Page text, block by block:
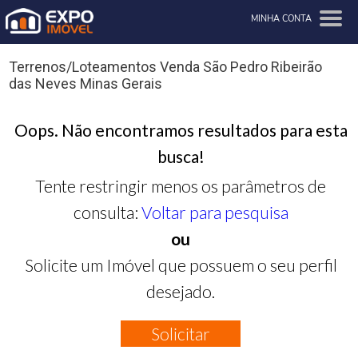
MINHA CONTA
Terrenos/Loteamentos Venda São Pedro Ribeirão
das Neves Minas Gerais
Oops. Não encontramos resultados para esta
busca!
Tente restringir menos os parâmetros de
consulta: Voltar para pesquisa
ou
Solicite um Imóvel que possuem o seu perfil
desejado.
Solicitar